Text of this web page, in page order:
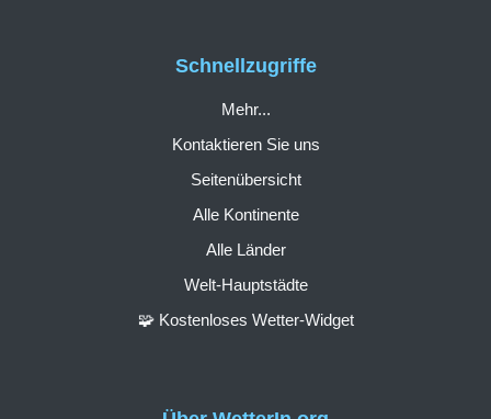
Schnellzugriffe
Mehr...
Kontaktieren Sie uns
Seitenübersicht
Alle Kontinente
Alle Länder
Welt-Hauptstädte
🧩 Kostenloses Wetter-Widget